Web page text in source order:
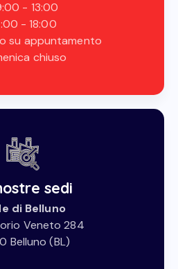
- 13:00
- 18:00
su appuntamento
chiuso
sedi
di Belluno
Veneto 284
Belluno (BL)